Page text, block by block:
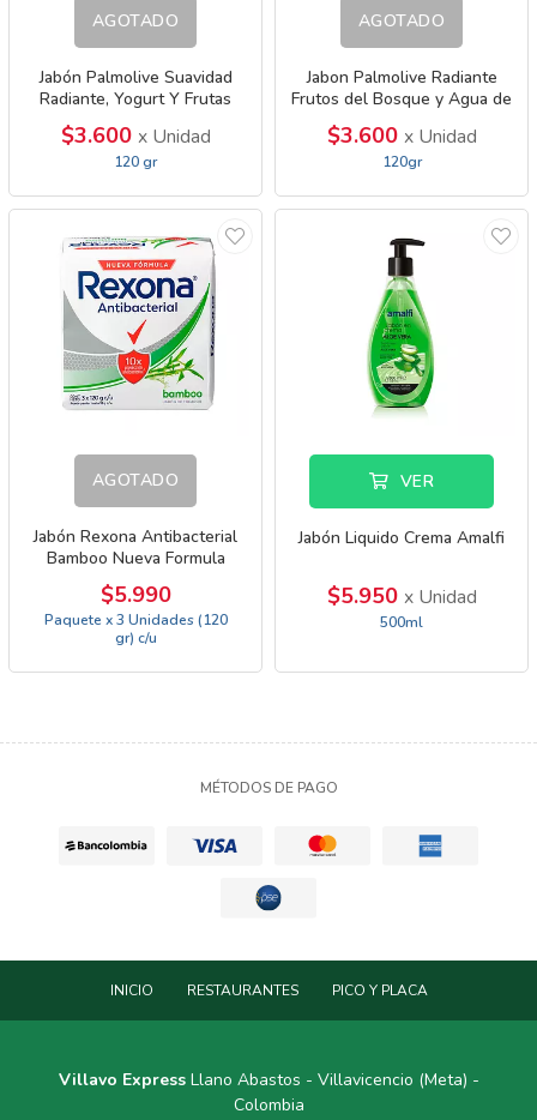
AGOTADO
Jabón Palmolive Suavidad
Radiante, Yogurt Y Frutas
$3.600 x Unidad
120 gr
AGOTADO
Jabon Palmolive Radiante
Frutos del Bosque y Agua de
$3.600 x Unidad
120gr
AGOTADO
Jabón Rexona Antibacterial
Bamboo Nueva Formula
$5.990
Paquete x 3 Unidades (120
gr) c/u
VER
Jabón Liquido Crema Amalfi
$5.950 x Unidad
500ml
MÉTODOS DE PAGO
INICIO RESTAURANTES PICO Y PLACA
Villavo ExpressLlano Abastos - Villavicencio (Meta) -
Colombia